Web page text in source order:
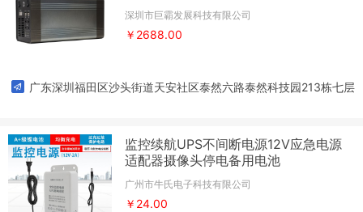
深圳市巨霸发展科技有限公司
￥2688.00
广东深圳福田区沙头街道天安社区泰然六路泰然科技园213栋七层
监控续航UPS不间断电源12V应急电源
适配器摄像头停电备用电池
广州市牛氏电子科技有限公司
￥24.00